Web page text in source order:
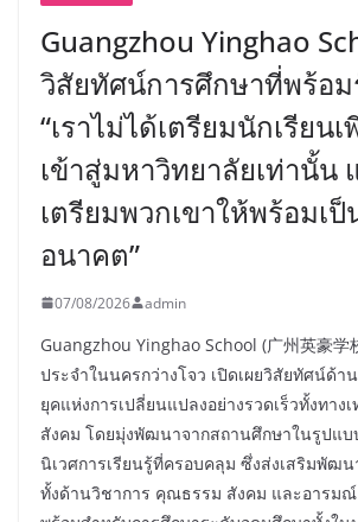
Guangzhou Yinghao
วิสัยทัศน์การศึกษาที่พร้อ
“เราไม่ได้เตรียมนักเรียนเ
เข้าสู่มหาวิทยาลัยเท่านั้น
เตรียมพวกเขาให้พร้อมเ
อนาคต”
07/08/2026 admin
Guangzhou Yinghao School (广州英豪学
ประจำในนครกว่างโจว เปิดเผยวิสัยทัศน์ด้า
ยุคแห่งการเปลี่ยนแปลงอย่างรวดเร็วทั้งทาง
สังคม โดยมุ่งพัฒนาจากสถานศึกษาในรูปแบ
นิเวศการเรียนรู้ที่ครอบคลุม ซึ่งส่งเสริมพัฒ
ทั้งด้านวิชาการ คุณธรรม สังคม และอารมณ์